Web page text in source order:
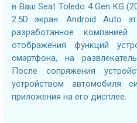
в Ваш Seat Toledo 4 Gen KG
2.5D экран. Android Auto
разработанное
отображения функций
смартфона, на
После сопряжения
устройством автомобиля
приложения на его дисплее.